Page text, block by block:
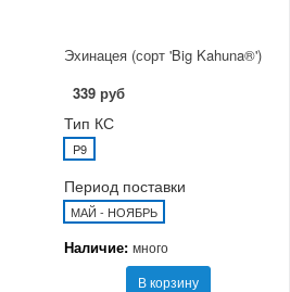
Эхинацея (сорт 'Big Kahuna®')
339 руб
Тип КС
P9
Период поставки
МАЙ - НОЯБРЬ
Наличие: много
В корзину